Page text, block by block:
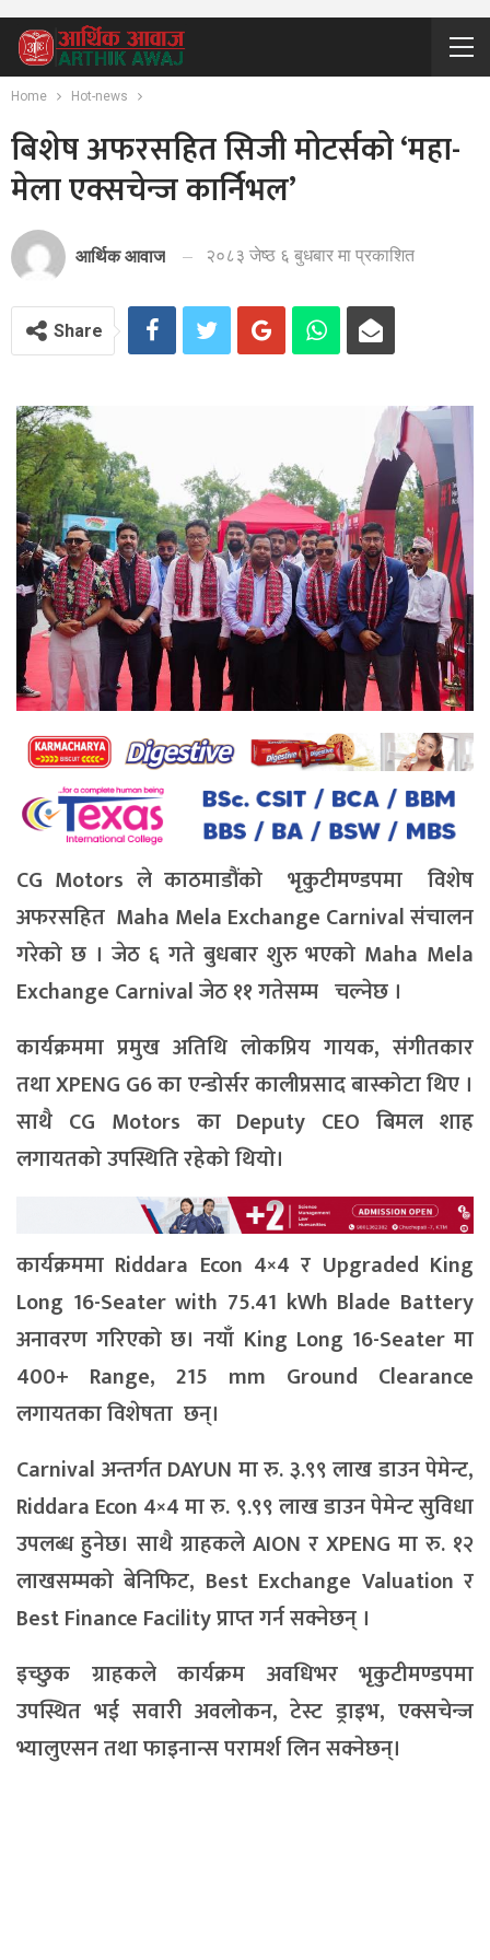
Home Hot-news
बिशेष अफरसहित सिजी मोटर्सको ‘महा-
मेला एक्सचेन्ज कार्निभल’
आर्थिक आवाज २०८३ जेष्ठ ६ बुधबार मा प्रकाशित
Share
CG Motors ले काठमाडौंको भृकुटीमण्डपमा विशेष
अफरसहित Maha Mela Exchange Carnivalसंचालन
गरेको छ । जेठ ६ गते बुधबार शुरु भएको Maha Mela
Exchange Carnivalजेठ११गतेसम्म चल्नेछ ।
कार्यक्रममा प्रमुख अतिथि लोकप्रिय गायक, संगीतकार
तथा XPENG G6 का एन्डोर्सरकालीप्रसादबास्कोटाथिए ।
साथै CG Motors का Deputy CEOबिमल शाह
लगायतको उपस्थिति रहेको थियो।
कार्यक्रममा Riddara Econ 4×4 र Upgraded King
Long 16-Seater with 75.41 kWh Blade Battery
अनावरण गरिएको छ। नयाँ King Long 16-Seater मा
400+ Range, 215 mm Ground Clearance
लगायतका विशेषता छन्।
Carnival अन्तर्गतDAYUN मारु.३.९९लाखडाउनपेमेन्ट,
Riddara Econ 4×4मारु. ९.९९लाखडाउनपेमेन्टसुविधा
उपलब्ध हुनेछ। साथै ग्राहकले AION र XPENG मा रु. १२
लाखसम्मको बेनिफिट, Best Exchange Valuation र
Best Finance Facilityप्राप्त गर्न सक्नेछन् ।
इच्छुक ग्राहकले कार्यक्रम अवधिभर भृकुटीमण्डपमा
उपस्थित भई सवारी अवलोकन, टेस्ट ड्राइभ, एक्सचेन्ज
भ्यालुएसन तथा फाइनान्स परामर्श लिन सक्नेछन्।